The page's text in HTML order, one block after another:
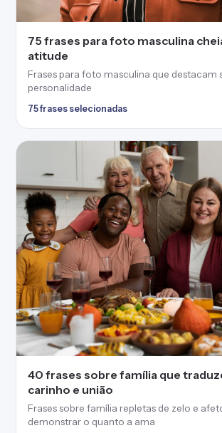
75 frases para foto masculina
atitude
Frases para foto masculina que destacam
personalidade
75 frases selecionadas
40 frases sobre família que
carinho e união
Frases sobre família repletas de zelo e
demonstrar o quanto a ama